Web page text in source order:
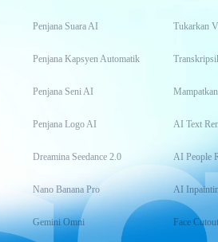
Penjana Suara AI
Penjana Kapsyen Automatik
Penjana Seni AI
Penjana Logo AI
Dreamina Seedance 2.0
Nano Banana Pro
Gemini Omni
Tukarkan
AI Text
AI People
AI
Face Cutout